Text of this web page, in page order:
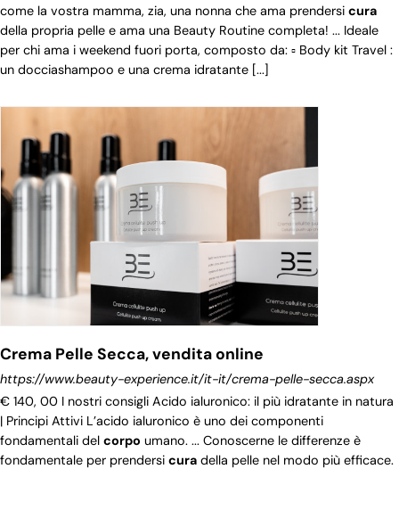
come la vostra mamma, zia, una nonna che ama prendersi cura
della propria pelle e ama una Beauty Routine completa! ... Ideale
per chi ama i weekend fuori porta, composto da: ▫️ Body kit Travel :
un docciashampoo e una crema idratante [...]
Crema Pelle Secca, vendita online
https://www.beauty-experience.it/it-it/crema-pelle-secca.aspx
€ 140, 00 I nostri consigli Acido ialuronico: il più idratante in natura
| Principi Attivi L’acido ialuronico è uno dei componenti
fondamentali del corpo umano. ... Conoscerne le differenze è
fondamentale per prendersi cura della pelle nel modo più efficace.